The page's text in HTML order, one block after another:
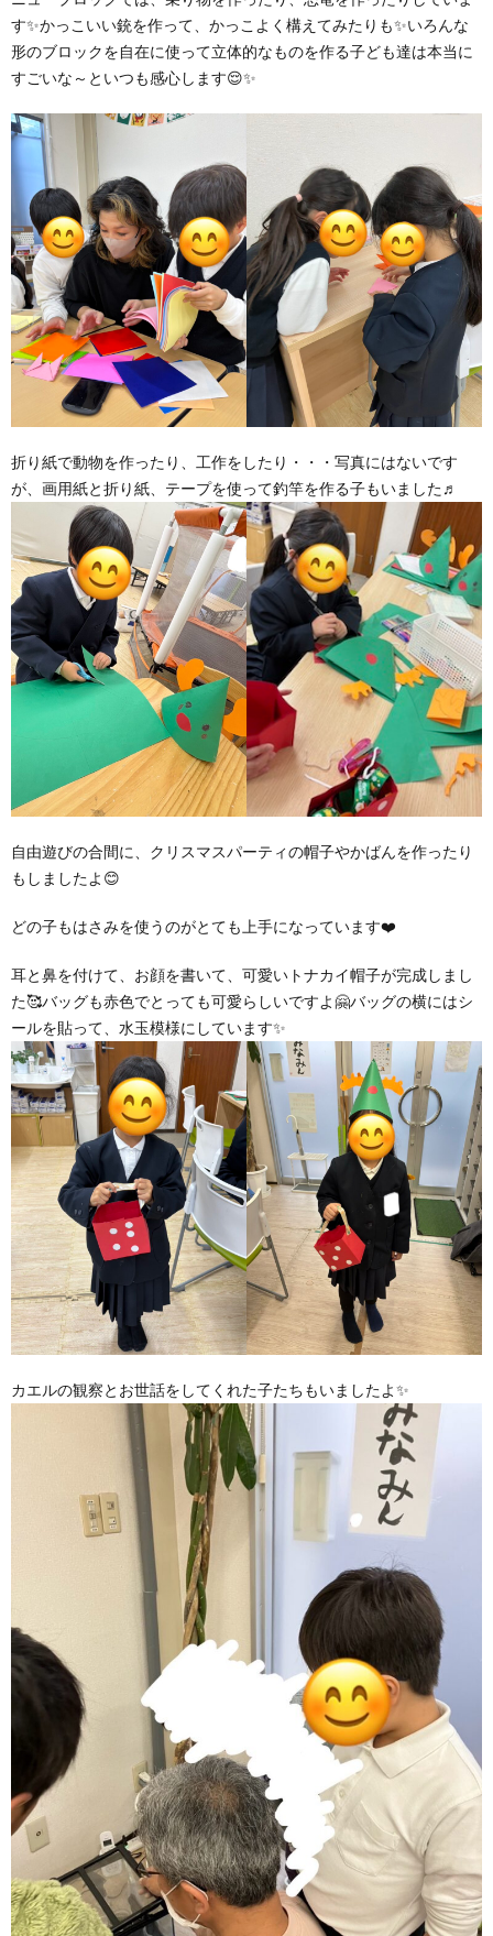
す✨かっこいい銃を作って、かっこよく構えてみたりも✨いろんな
形のブロックを自在に使って立体的なものを作る子ども達は本当に
すごいな～といつも感心します😌✨
折り紙で動物を作ったり、工作をしたり・・・写真にはないです
が、画用紙と折り紙、テープを使って釣竿を作る子もいました♬
自由遊びの合間に、クリスマスパーティの帽子やかばんを作ったり
もしましたよ😊
どの子もはさみを使うのがとても上手になっています❤️
耳と鼻を付けて、お顔を書いて、可愛いトナカイ帽子が完成しまし
た🥰バッグも赤色でとっても可愛らしいですよ🤗バッグの横にはシ
ールを貼って、水玉模様にしています✨
カエルの観察とお世話をしてくれた子たちもいましたよ✨